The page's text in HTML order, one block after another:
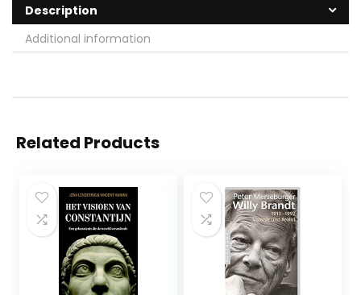
Description
Additional information
Related Products